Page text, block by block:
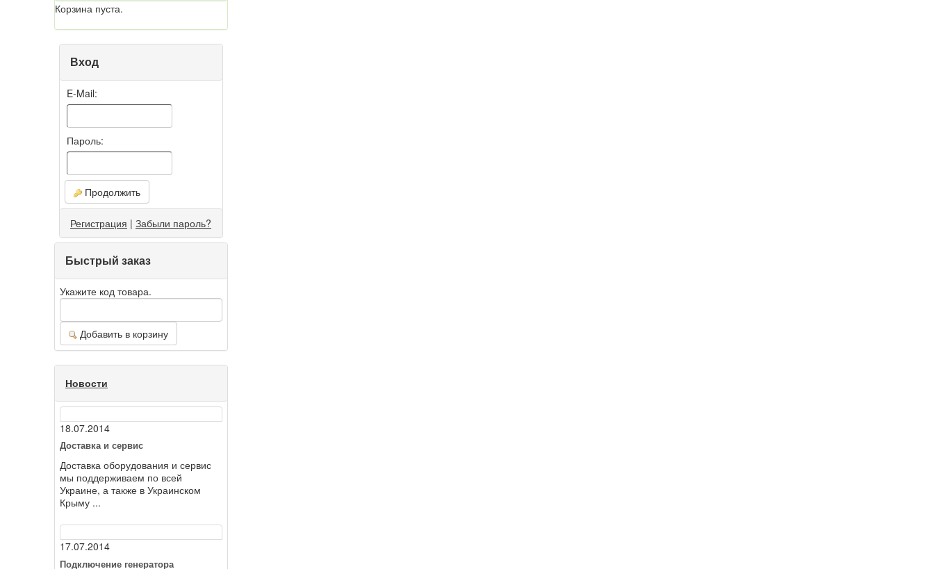
Корзина пуста.
Вход
E-Mail:
Пароль:
Продолжить
Регистрация | Забыли пароль?
Быстрый заказ
Укажите код товара.
Добавить в корзину
Новости
18.07.2014
Доставка и сервис
Доставка оборудования и сервис
мы поддерживаем по всей
Украине, а также в Украинском
Крыму ...
17.07.2014
Подключение генератора